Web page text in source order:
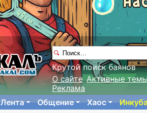
Крутой поиск баянов
О сайте Активные
Реклама
Лента Общение Хаос